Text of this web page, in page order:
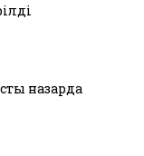
назарда